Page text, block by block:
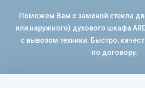
Поможем Вам с заменой стекла
или наружного) духового шкафа
с вывозом техники. Быстро,
по договору.